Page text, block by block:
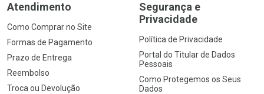
Atendimento
Como Comprar no Site
Formas de Pagamento
Prazo de Entrega
Reembolso
Troca ou Devolução
Segurança e
Privacidade
Política de Privacidade
Portal do Titular de Dados
Pessoais
Como Protegemos os Seus
Dados